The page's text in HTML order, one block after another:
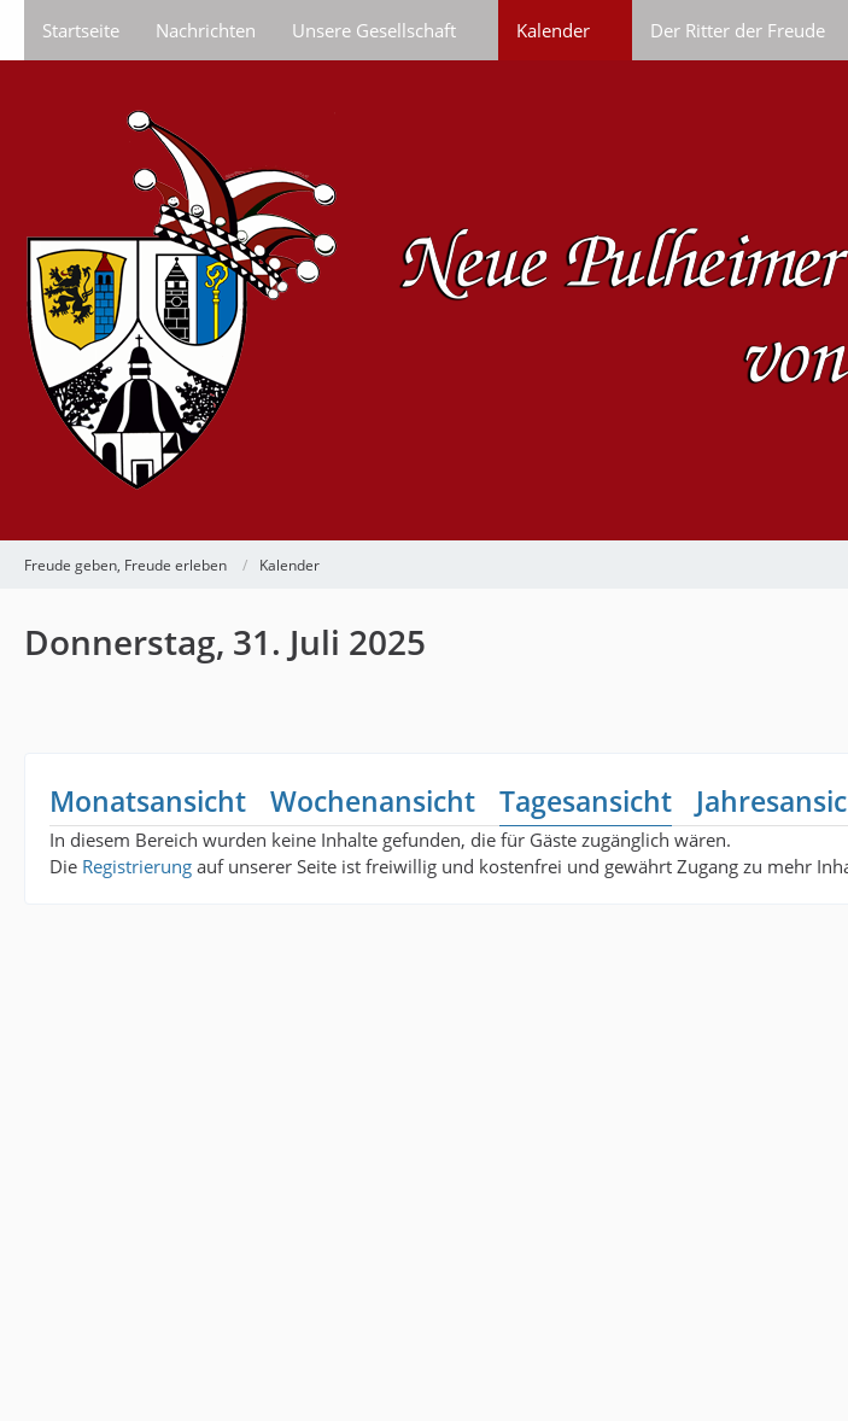
Startseite Nachrichten Unsere Gesellschaft Kalender Der Ritter der Freude
Freude geben, Freude erleben Kalender
Donnerstag, 31. Juli 2025
Monatsansicht Wochenansicht Tagesansicht
In diesem Bereich wurden keine Inhalte gefunden, die für Gäste zugänglich wären.
Die Registrierung auf unserer Seite ist freiwillig und kostenfrei und gewährt Zugang zu mehr